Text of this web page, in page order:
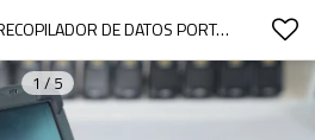
TERMINAL PDA DE RECOPILADOR DE DATOS PORTÁTIL DE MANO PARA SYMBOL MOTOROLA MC92N0-G30SXERA5WR
1 / 5